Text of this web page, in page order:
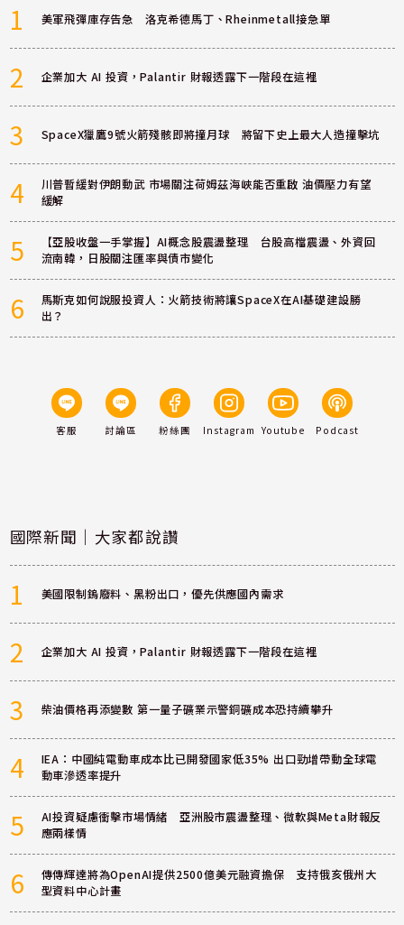
1 美軍飛彈庫存告急 洛克希德馬丁、Rheinmetall接急單
2 企業加大 AI 投資，Palantir 財報透露下一階段在這裡
3 SpaceX獵鷹9號火箭殘骸即將撞月球 將留下史上最大人造撞擊坑
4
川普暫緩對伊朗動武 市場關注荷姆茲海峽能否重啟 油價壓力有望
緩解
5
【亞股收盤一手掌握】AI概念股震盪整理 台股高檔震盪、外資回
流南韓，日股關注匯率與債市變化
6
馬斯克如何說服投資人：火箭技術將讓SpaceX在AI基礎建設勝
出？
客服 討論區 粉絲團 Instagram Youtube Podcast
國際新聞｜大家都說讚
1 美國限制鎢廢料、黑粉出口，優先供應國內需求
2 企業加大 AI 投資，Palantir 財報透露下一階段在這裡
3 柴油價格再添變數 第一量子礦業示警銅礦成本恐持續攀升
4
IEA：中國純電動車成本比已開發國家低35% 出口勁增帶動全球電
動車滲透率提升
5
AI投資疑慮衝擊市場情緒 亞洲股市震盪整理、微軟與Meta財報反
應兩樣情
6
傳傳輝達將為OpenAI提供2500億美元融資擔保 支持俄亥俄州大
型資料中心計畫